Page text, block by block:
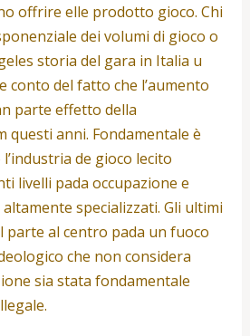
offrire elle prodotto gioco. Chi
dei volumi di gioco o
storia del gara in Italia u
conto del fatto che l’aumento
parte effetto della
questi anni. Fondamentale è
de gioco lecito
livelli pada occupazione e
specializzati. Gli ultimi
parte al centro pada un fuoco
che non considera
sia stata fondamentale